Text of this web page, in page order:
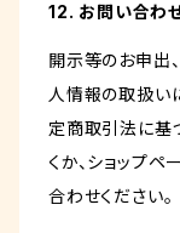
12. お問い合わ
開示等のお申出
人情報の取扱い
定商取引法に基
くか、ショップ
合わせください。